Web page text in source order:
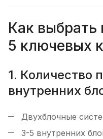
Как
5 ключевых
1. Количество
внутренних
Двухблочные
3-5 внутренних